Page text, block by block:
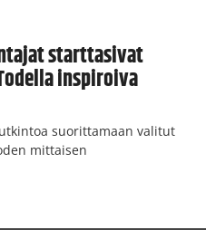
starttasivat
inspiroiva
suorittamaan valitut
mittaisen